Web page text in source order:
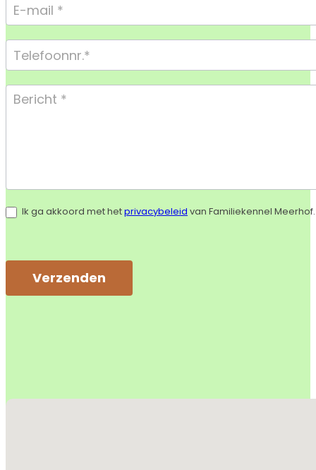
Ik ga akkoord met hetprivacybeleid van Familiekennel Meerhof.
Verzenden
Geen locaties gevonden